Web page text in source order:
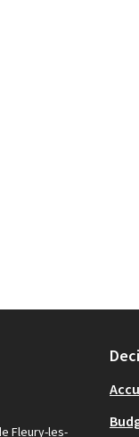
Fleury-les-